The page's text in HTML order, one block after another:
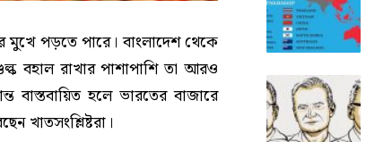
মুখে পড়তে পারে। বাংলাদেশ থেকে
বহাল রাখার পাশাপাশি তা আরও
বাস্তবায়িত হলে ভারতের বাজারে
খাতসংশ্লিষ্টরা।